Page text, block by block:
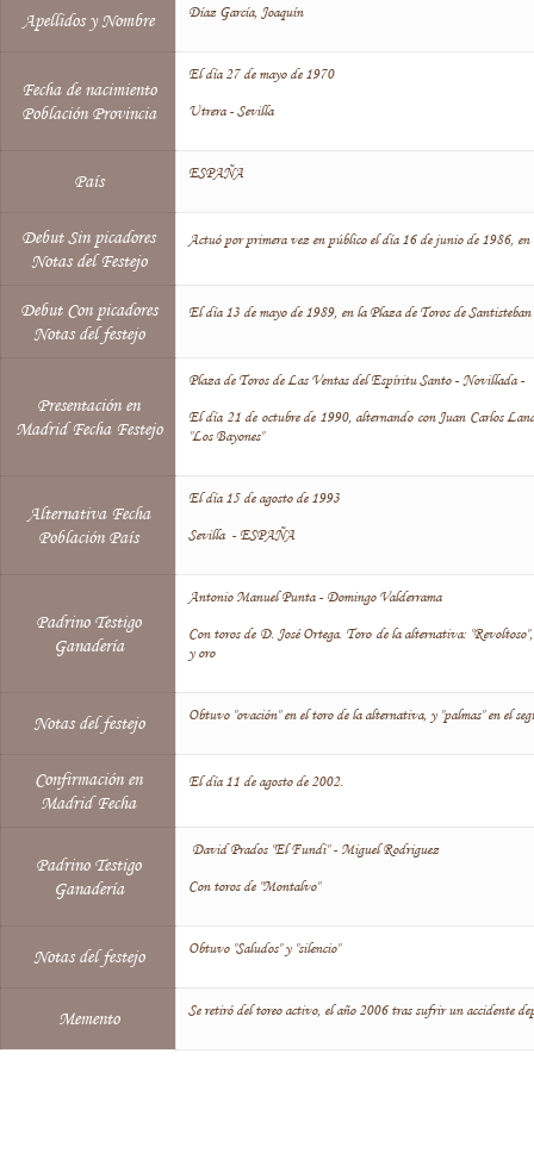
Apellidos y Nombre Díaz García, Joaquín
Fecha de nacimiento
Población Provincia
El día 27 de mayo de 1970
Utrera - Sevilla
País ESPAÑA
Debut Sin picadores
Notas del Festejo
Actuó por primera vez en público el día 16 de junio de 1986,
Debut Con picadores
Notas del festejo
El día 13 de mayo de 1989, en la Plaza de Toros de Santisteban
Presentación en
Madrid Fecha Festejo
Plaza de Toros de Las Ventas del Espíritu Santo - Novillada -
El día 21 de octubre de 1990, alternando con Juan Carlos
"Los Bayones"
Alternativa Fecha
Población País
El día 15 de agosto de 1993
Sevilla - ESPAÑA
Padrino Testigo
Ganadería
Antonio Manuel Punta - Domingo Valderrama
Con toros de D. José Ortega. Toro de la alternativa:
y oro
Notas del festejo Obtuvo "ovación" en el toro de la alternativa, y "palmas" en el
Confirmación en
Madrid Fecha
El día 11 de agosto de 2002.
Padrino Testigo
Ganadería
David Prados "El Fundi" - Miguel Rodriguez
Con toros de "Montalvo"
Notas del festejo Obtuvo "Saludos" y "silencio"
Memento Se retiró del toreo activo, el año 2006 tras sufrir un accidente